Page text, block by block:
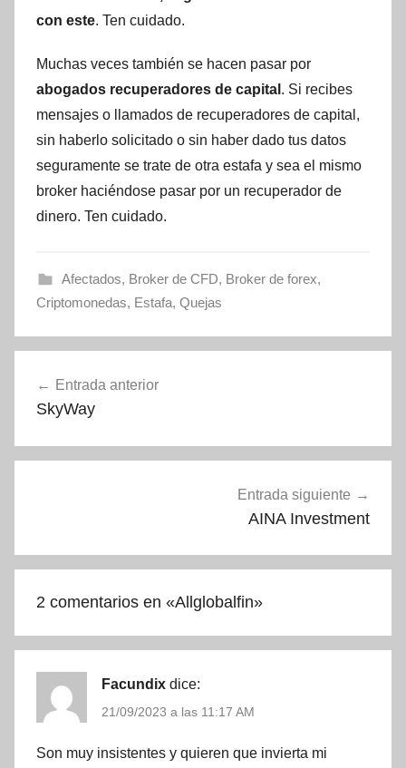
con este. Ten cuidado.
Muchas veces también se hacen pasar por
abogados recuperadores de capital . Si recibes
mensajes o llamados de recuperadores de capital,
sin haberlo solicitado o sin haber dado tus datos
seguramente se trate de otra estafa y sea el mismo
broker haciéndose pasar por un recuperador de
dinero. Ten cuidado.
Afectados, Broker de CFD, Broker de forex,
Criptomonedas, Estafa, Quejas
de
Entrada anterior
SkyWay
Entrada siguiente
AINA Investment
2 comentarios en «Allglobalfin»
Facundix dice:
21/09/2023 a las 11:17 AM
Son muy insistentes y quieren que invierta mi